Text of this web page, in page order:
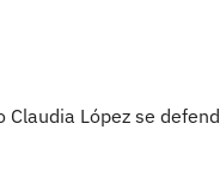
López se